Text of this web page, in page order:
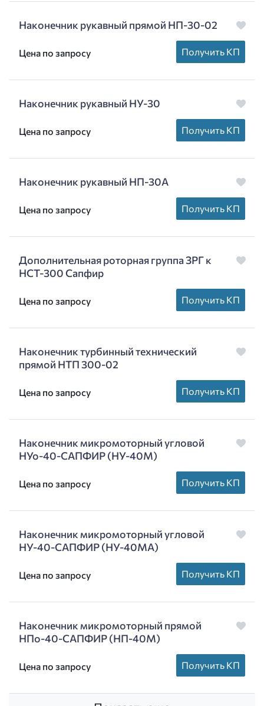
Наконечник рукавный прямой НП-30-02
Цена по запросу Получить КП
Наконечник рукавный НУ-30
Цена по запросу Получить КП
Наконечник рукавный НП-30А
Цена по запросу Получить КП
Дополнительная роторная группа ЗРГ к
НСТ-300 Сапфир
Цена по запросу Получить КП
Наконечник турбинный технический
прямой НТП 300-02
Цена по запросу Получить КП
Наконечник микромоторный угловой
НУо-40-САПФИР (НУ-40М)
Цена по запросу Получить КП
Наконечник микромоторный угловой
НУ-40-САПФИР (НУ-40МА)
Цена по запросу Получить КП
Наконечник микромоторный прямой
НПо-40-САПФИР (НП-40М)
Цена по запросу Получить КП